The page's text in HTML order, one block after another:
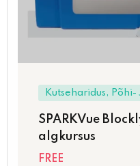
Kutseharidus, Põhi-
SPARKVue
algkursus
FREE